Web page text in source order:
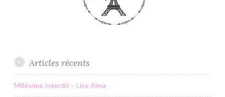
Articles récents
Millésime Interdit – Lise Alma